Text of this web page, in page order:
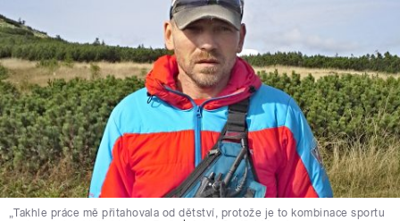
„Takhle práce mě přitahovala od dětství, protože je to kombinace sportu